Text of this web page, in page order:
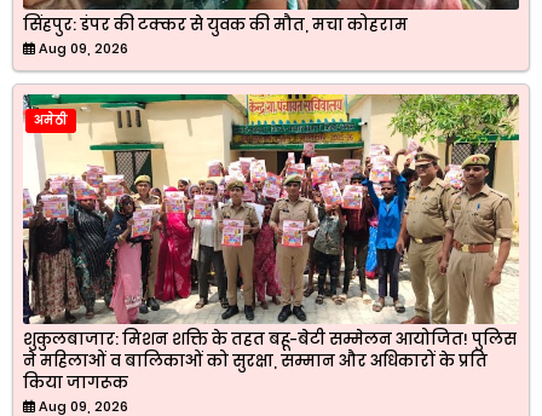
सिंहपुर: डंपर की टक्कर से युवक की मौत, मचा कोहराम
Aug 09, 2026
अमेठी
शुकुलबाजार: मिशन शक्ति के तहत बहू-बेटी सम्मेलन आयोजित! पुलिस
ने महिलाओं व बालिकाओं को सुरक्षा, सम्मान और अधिकारों के प्रति
किया जागरूक
Aug 09, 2026